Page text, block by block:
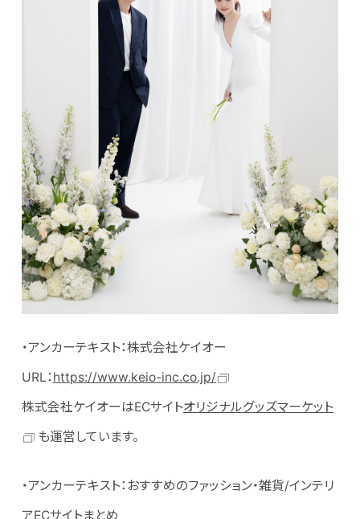
・アンカーテキスト：株式会社ケイオー
URL： https://www.keio-inc.co.jp/
株式会社ケイオーはECサイトオリジナルグッズマーケット
も運営しています。
・アンカーテキスト：おすすめのファッション・雑貨/インテリ
アECサイトまとめ